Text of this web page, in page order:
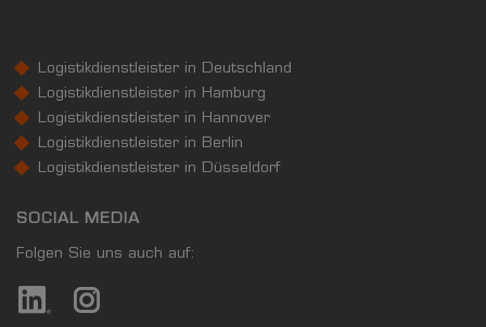
Logistikdienstleister in Deutschland
Logistikdienstleister in Hamburg
Logistikdienstleister in Hannover
Logistikdienstleister in Berlin
Logistikdienstleister in Düsseldorf
SOCIAL MEDIA
Folgen Sie uns auch auf: